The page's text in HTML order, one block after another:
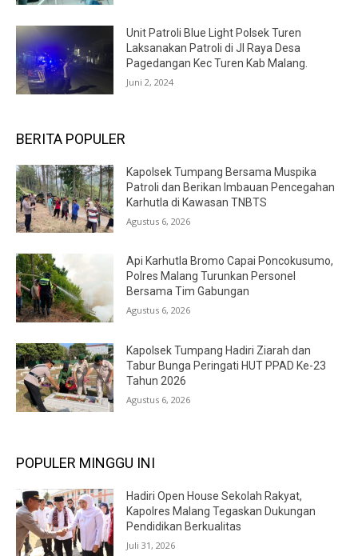
Unit Patroli Blue Light Polsek Turen
Laksanakan Patroli di Jl Raya Desa
Pagedangan Kec Turen Kab Malang.
Juni 2, 2024
BERITA POPULER
Kapolsek Tumpang Bersama Muspika
Patroli dan Berikan Imbauan Pencegahan
Karhutla di Kawasan TNBTS
Agustus 6, 2026
Api Karhutla Bromo Capai Poncokusumo,
Polres Malang Turunkan Personel
Bersama Tim Gabungan
Agustus 6, 2026
Kapolsek Tumpang Hadiri Ziarah dan
Tabur Bunga Peringati HUT PPAD Ke-23
Tahun 2026
Agustus 6, 2026
POPULER MINGGU INI
Hadiri Open House Sekolah Rakyat,
Kapolres Malang Tegaskan Dukungan
Pendidikan Berkualitas
Juli 31, 2026